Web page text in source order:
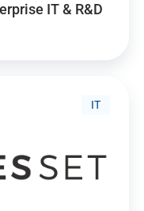
IT & R&D
IT